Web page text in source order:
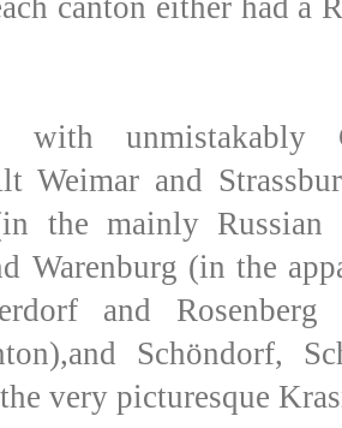
with unmistakably
Weimar and
the mainly Russian
Warenburg (in the
and
Schöndorf,
very picturesque